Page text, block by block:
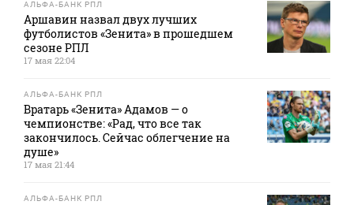
АЛЬФА-БАНК РПЛ
Аршавин назвал двух лучших
футболистов «Зенита» в прошедшем
сезоне РПЛ
17 мая 22:04
АЛЬФА-БАНК РПЛ
Вратарь «Зенита» Адамов — о
чемпионстве: «Рад, что все так
закончилось. Сейчас облегчение на
душе»
17 мая 21:44
АЛЬФА-БАНК РПЛ